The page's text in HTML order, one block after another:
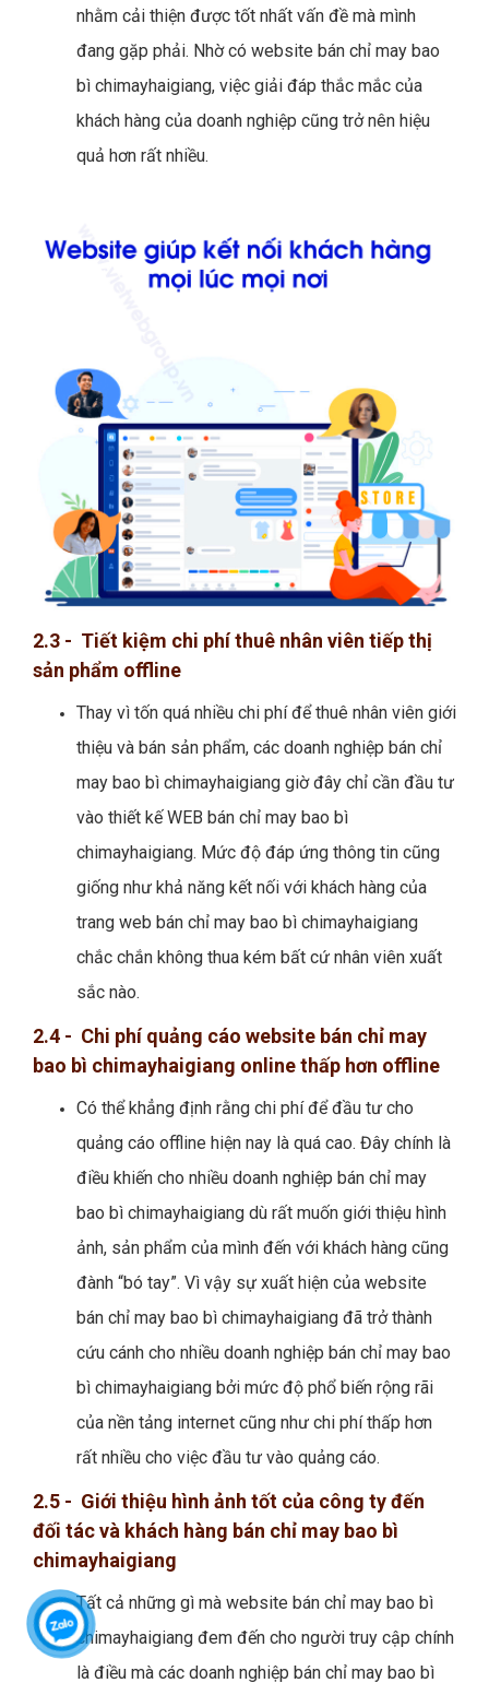
nhằm cải thiện được tốt nhất vấn đề mà mình
đang gặp phải. Nhờ có website bán chỉ may bao
bì chimayhaigiang, việc giải đáp thắc mắc của
khách hàng của doanh nghiệp cũng trở nên hiệu
quả hơn rất nhiều.
2.3 - Tiết kiệm chi phí thuê nhân viên tiếp thị
sản phẩm offline
Thay vì tốn quá nhiều chi phí để thuê nhân viên giới
thiệu và bán sản phẩm, các doanh nghiệp bán chỉ
may bao bì chimayhaigiang giờ đây chỉ cần đầu tư
vào thiết kế WEB bán chỉ may bao bì
chimayhaigiang. Mức độ đáp ứng thông tin cũng
giống như khả năng kết nối với khách hàng của
trang web bán chỉ may bao bì chimayhaigiang
chắc chắn không thua kém bất cứ nhân viên xuất
sắc nào.
2.4 - Chi phí quảng cáo website bán chỉ may
bao bì chimayhaigiang online thấp hơn offline
Có thể khẳng định rằng chi phí để đầu tư cho
quảng cáo offline hiện nay là quá cao. Đây chính là
điều khiến cho nhiều doanh nghiệp bán chỉ may
bao bì chimayhaigiang dù rất muốn giới thiệu hình
ảnh, sản phẩm của mình đến với khách hàng cũng
đành “bó tay”. Vì vậy sự xuất hiện của website
bán chỉ may bao bì chimayhaigiang đã trở thành
cứu cánh cho nhiều doanh nghiệp bán chỉ may bao
bì chimayhaigiang bởi mức độ phổ biến rộng rãi
của nền tảng internet cũng như chi phí thấp hơn
rất nhiều cho việc đầu tư vào quảng cáo.
2.5 - Giới thiệu hình ảnh tốt của công ty đến
đối tác và khách hàng bán chỉ may bao bì
chimayhaigiang
Tất cả những gì mà website bán chỉ may bao bì
chimayhaigiang đem đến cho người truy cập chính
là điều mà các doanh nghiệp bán chỉ may bao bì